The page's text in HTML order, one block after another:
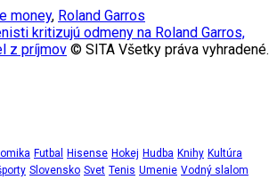
money, Roland Garros
kritizujú odmeny na Roland Garros,
z príjmov © SITA Všetky práva vyhradené.
Futbal Hisense Hokej Hudba Knihy Kultúra
Slovensko Svet Tenis Umenie Vodný slalom